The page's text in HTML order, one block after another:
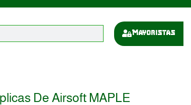
Mayoristas
De Airsoft MAPLE